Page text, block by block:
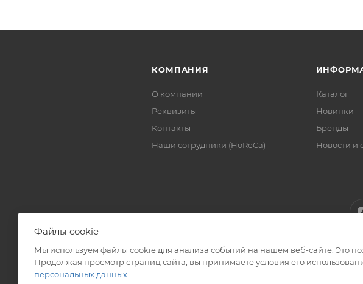
КОМПАНИЯ
О компании
Реквизиты
Контакты
Наши сотрудники (HoReCa)
Каталог
Новинки
Бренды
Новости и
2026 © ЗАО «ТВК»
Файлы cookie
Мы используем файлы cookie для анализа событий на нашем веб-сайте. Это
Продолжая просмотр страниц сайта, вы принимаете условия его
персональных данных